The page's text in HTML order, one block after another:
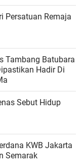
Persatuan Remaja
Tambang Batubara
Hadir Di
Sebut Hidup
KWB Jakarta
Semarak